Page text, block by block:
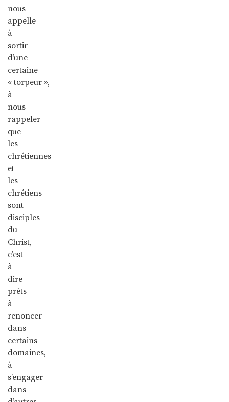
nous
appelle
à
sortir
d’une
certaine
« torpeur »,
à
nous
rappeler
que
les
chrétiennes
et
les
chrétiens
sont
disciples
du
Christ,
c’est-
à-
dire
prêts
à
renoncer
dans
certains
domaines,
à
s’engager
dans